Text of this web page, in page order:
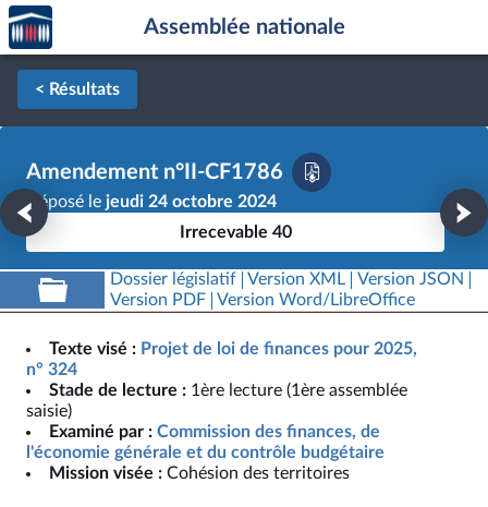
Aller au contenu
Aller en bas de la page
Accèder
à la
page
d'accueil
Assemblée nationale
< Résultats
Amendement n°II-CF1786
Déposé le jeudi 24 octobre 2024
Irrecevable 40
Dossier législatif Version XML
Version JSON
Version PDF
Version Word/LibreOffice
Texte visé : Projet de loi de finances pour 2025,
n° 324
Stade de lecture : 1ère lecture (1ère assemblée
saisie)
Examiné par : Commission des finances, de
l'économie générale et du contrôle budgétaire
Mission visée : Cohésion des territoires